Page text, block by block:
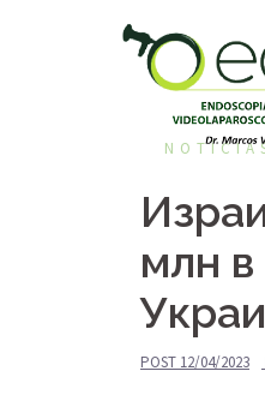
млн
POST 12/04/2023